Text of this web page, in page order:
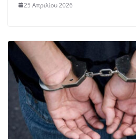
25 Απριλίου 2026